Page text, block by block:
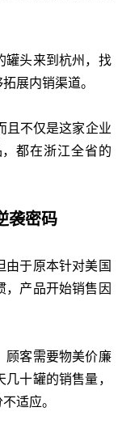
罐头来到杭州，找
展内销渠道。
且不仅是这家企业
都在浙江全省的
袭密码
由于原本针对美国
，产品开始销售因
顾客需要物美价廉
十罐的销售量，
适应。